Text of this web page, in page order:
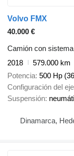
Volvo FMX
40.000 €
Camión con
2018
579.000 km
Potencia 500 Hp
Configuración del eje
Suspensión
Dinamarca,